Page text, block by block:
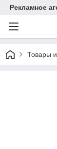
Рекламное
Товары и